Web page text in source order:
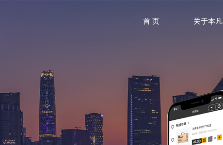
首 页 关于本凡